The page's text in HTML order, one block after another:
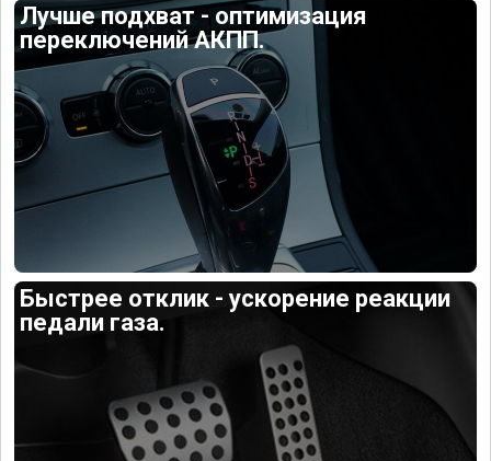
Лучше подхват - оптимизация
переключений АКПП.
Быстрее отклик - ускорение реакции
педали газа.